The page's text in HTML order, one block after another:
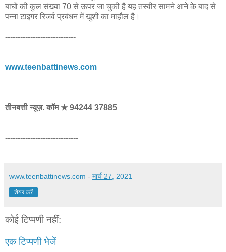
बाघों की कुल संख्या 70 से ऊपर जा चुकी है यह तस्वीर सामने आने के बाद से
पन्ना टाइगर रिजर्व प्रबंधन में खुशी का माहौल है।
----------------------------
www.teenbattinews.com
तीनबत्ती न्यूज़. कॉम ★ 94244 37885
-----------------------------
www.teenbattinews.com - मार्च 27, 2021
शेयर करें
कोई टिप्पणी नहीं:
एक टिप्पणी भेजें